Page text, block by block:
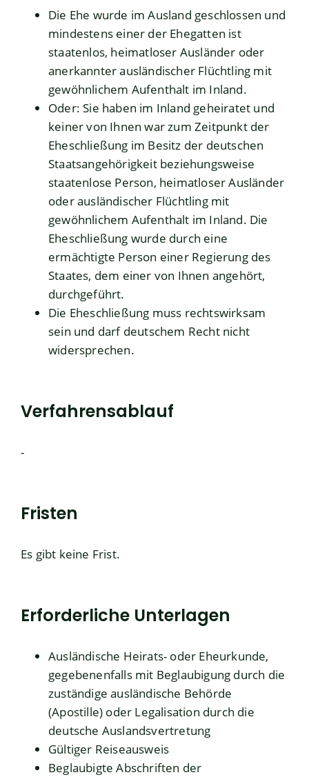
Die Ehe wurde im Ausland geschlossen und
mindestens einer der Ehegatten ist
staatenlos, heimatloser Ausländer oder
anerkannter ausländischer Flüchtling mit
gewöhnlichem Aufenthalt im Inland.
Oder: Sie haben im Inland geheiratet und
keiner von Ihnen war zum Zeitpunkt der
Eheschließung im Besitz der deutschen
Staatsangehörigkeit beziehungsweise
staatenlose Person, heimatloser Ausländer
oder ausländischer Flüchtling mit
gewöhnlichem Aufenthalt im Inland. Die
Eheschließung wurde durch eine
ermächtigte Person einer Regierung des
Staates, dem einer von Ihnen angehört,
durchgeführt.
Die Eheschließung muss rechtswirksam
sein und darf deutschem Recht nicht
widersprechen.
Verfahrensablauf
-
Fristen
Es gibt keine Frist.
Erforderliche Unterlagen
Ausländische Heirats- oder Eheurkunde,
gegebenenfalls mit Beglaubigung durch die
zuständige ausländische Behörde
(Apostille) oder Legalisation durch die
deutsche Auslandsvertretung
Gültiger Reiseausweis
Beglaubigte Abschriften der